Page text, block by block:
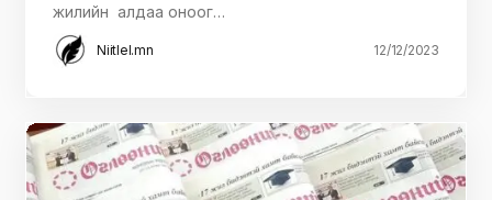
жилийн алдаа оноог…
Niitlel.mn 12/12/2023